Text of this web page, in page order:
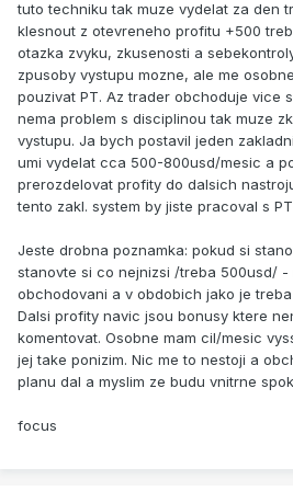
tuto techniku tak muze vydelat za den
klesnout z otevreneho profitu +500
otazka zvyku, zkusenosti a
zpusoby vystupu mozne, ale me
pouzivat PT. Az trader obchoduje vice
nema problem s disciplinou tak muze
vystupu. Ja bych postavil jeden
umi vydelat cca 500-800usd/mesic a
prerozdelovat profity do dalsich
tento zakl. system by jiste pracoval s PT
Jeste drobna poznamka: pokud si
stanovte si co nejnizsi /treba 500usd/
obchodovani a v obdobich jako je
Dalsi profity navic jsou bonusy ktere
komentovat. Osobne mam cil/mesic
jej take ponizim. Nic me to nestoji a
planu dal a myslim ze budu vnitrne
focus